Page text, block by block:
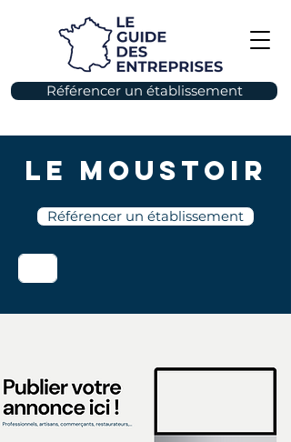
Référencer un établissement
Le Moustoir
Référencer un établissement